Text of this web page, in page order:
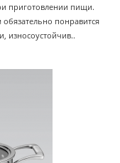
приготовлении пищи.
понравится
износоустойчив..